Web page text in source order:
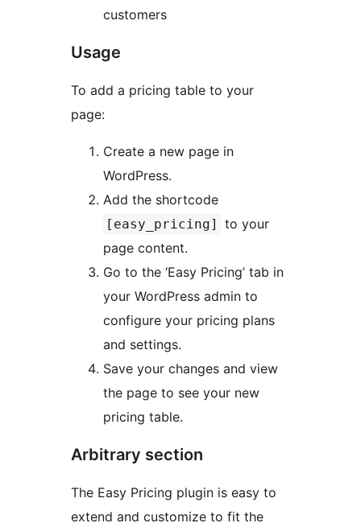
customers
Usage
To add a pricing table to your
page:
Create a new page in
WordPress.
Add the shortcode
[easy_pricing]
to your
page content.
Go to the ‘Easy Pricing’ tab in
your WordPress admin to
configure your pricing plans
and settings.
Save your changes and view
the page to see your new
pricing table.
Arbitrary section
The Easy Pricing plugin is easy to
extend and customize to fit the